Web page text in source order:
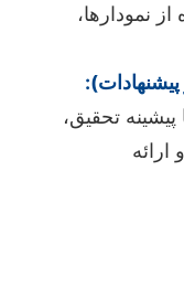
از نمودارها،
پیشینه تحقیق،